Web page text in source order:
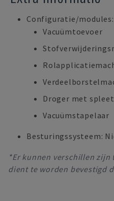
Configuratie/modules:
Vacuümtoevoer
Droger met
Vacuümstapelaar
Besturingssysteem:
*Er kunnen verschillen zijn
dient te worden bevestigd